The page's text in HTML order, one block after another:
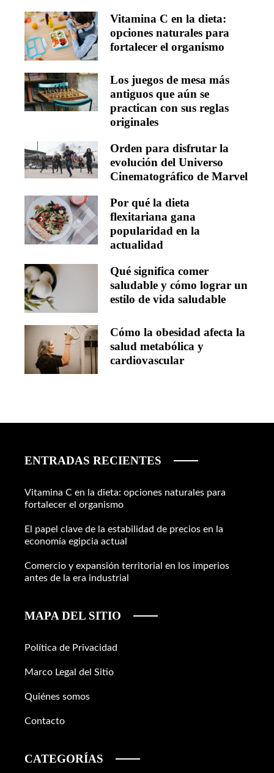
Vitamina C en la dieta:
opciones naturales para
fortalecer el organismo
Los juegos de mesa más
antiguos que aún se
practican con sus reglas
originales
Orden para disfrutar la
evolución del Universo
Cinematográfico de Marvel
Por qué la dieta
flexitariana gana
popularidad en la
actualidad
Qué significa comer
saludable y cómo lograr un
estilo de vida saludable
Cómo la obesidad afecta la
salud metabólica y
cardiovascular
ENTRADAS RECIENTES
Vitamina C en la dieta: opciones naturales para
fortalecer el organismo
El papel clave de la estabilidad de precios en la
economía egipcia actual
Comercio y expansión territorial en los imperios
antes de la era industrial
MAPA DEL SITIO
Política de Privacidad
Marco Legal del Sitio
Quiénes somos
Contacto
CATEGORÍAS